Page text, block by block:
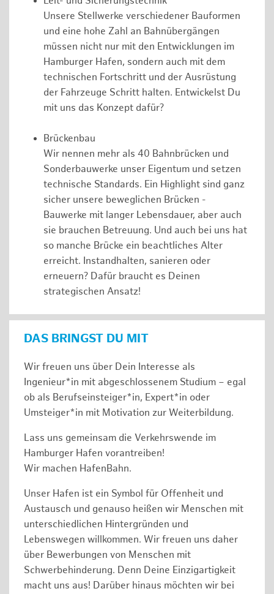
Unsere Stellwerke verschiedener Bauformen
und eine hohe Zahl an Bahnübergängen
müssen nicht nur mit den Entwicklungen im
Hamburger Hafen, sondern auch mit dem
technischen Fortschritt und der Ausrüstung
der Fahrzeuge Schritt halten. Entwickelst Du
mit uns das Konzept dafür?
Brückenbau
Wir nennen mehr als 40 Bahnbrücken und
Sonderbauwerke unser Eigentum und setzen
technische Standards. Ein Highlight sind ganz
sicher unsere beweglichen Brücken -
Bauwerke mit langer Lebensdauer, aber auch
sie brauchen Betreuung. Und auch bei uns hat
so manche Brücke ein beachtliches Alter
erreicht. Instandhalten, sanieren oder
erneuern? Dafür braucht es Deinen
strategischen Ansatz!
DAS BRINGST DU MIT
Wir freuen uns über Dein Interesse als
Ingenieur*in mit abgeschlossenem Studium – egal
ob als Berufseinsteiger*in, Expert*in oder
Umsteiger*in mit Motivation zur Weiterbildung.
Lass uns gemeinsam die Verkehrswende im
Hamburger Hafen vorantreiben!
Wir machen HafenBahn.
Unser Hafen ist ein Symbol für Offenheit und
Austausch und genauso heißen wir Menschen mit
unterschiedlichen Hintergründen und
Lebenswegen willkommen. Wir freuen uns daher
über Bewerbungen von Menschen mit
Schwerbehinderung. Denn Deine Einzigartigkeit
macht uns aus! Darüber hinaus möchten wir bei